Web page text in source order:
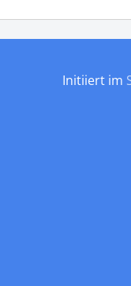
Initiiert im